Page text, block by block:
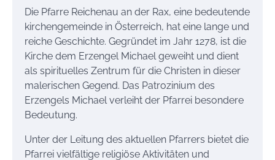
Die Pfarre Reichenau an der Rax, eine bedeutende
kirchengemeinde in Österreich, hat eine lange und
reiche Geschichte. Gegründet im Jahr 1278, ist die
Kirche dem Erzengel Michael geweiht und dient
als spirituelles Zentrum für die Christen in dieser
malerischen Gegend. Das Patrozinium des
Erzengels Michael verleiht der Pfarrei besondere
Bedeutung.
Unter der Leitung des aktuellen Pfarrers bietet die
Pfarrei vielfältige religiöse Aktivitäten und